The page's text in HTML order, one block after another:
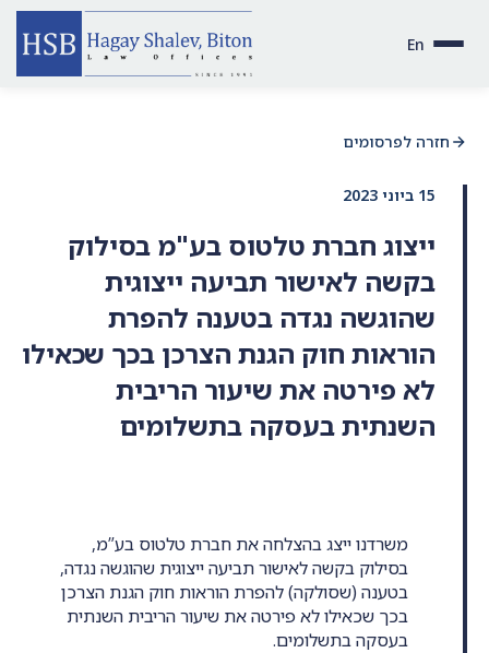
En
חזרה לפרסומים
15 ביוני 2023
ייצוג חברת טלטוס בע"מ בסילוק
בקשה לאישור תביעה ייצוגית
שהוגשה נגדה בטענה להפרת
הוראות חוק הגנת הצרכן בכך שכאילו
לא פירטה את שיעור הריבית
השנתית בעסקה בתשלומים
משרדנו ייצג בהצלחה את חברת טלטוס בע”מ,
בסילוק בקשה לאישור תביעה ייצוגית שהוגשה נגדה,
בטענה (שסולקה) להפרת הוראות חוק הגנת הצרכן
בכך שכאילו לא פירטה את שיעור הריבית השנתית
בעסקה בתשלומים.